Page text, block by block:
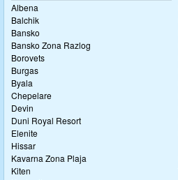
Albena
Balchik
Bansko
Bansko Zona Razlog
Borovets
Burgas
Byala
Chepelare
Devin
Duni Royal Resort
Elenite
Hissar
Kavarna Zona Plaja
Kiten